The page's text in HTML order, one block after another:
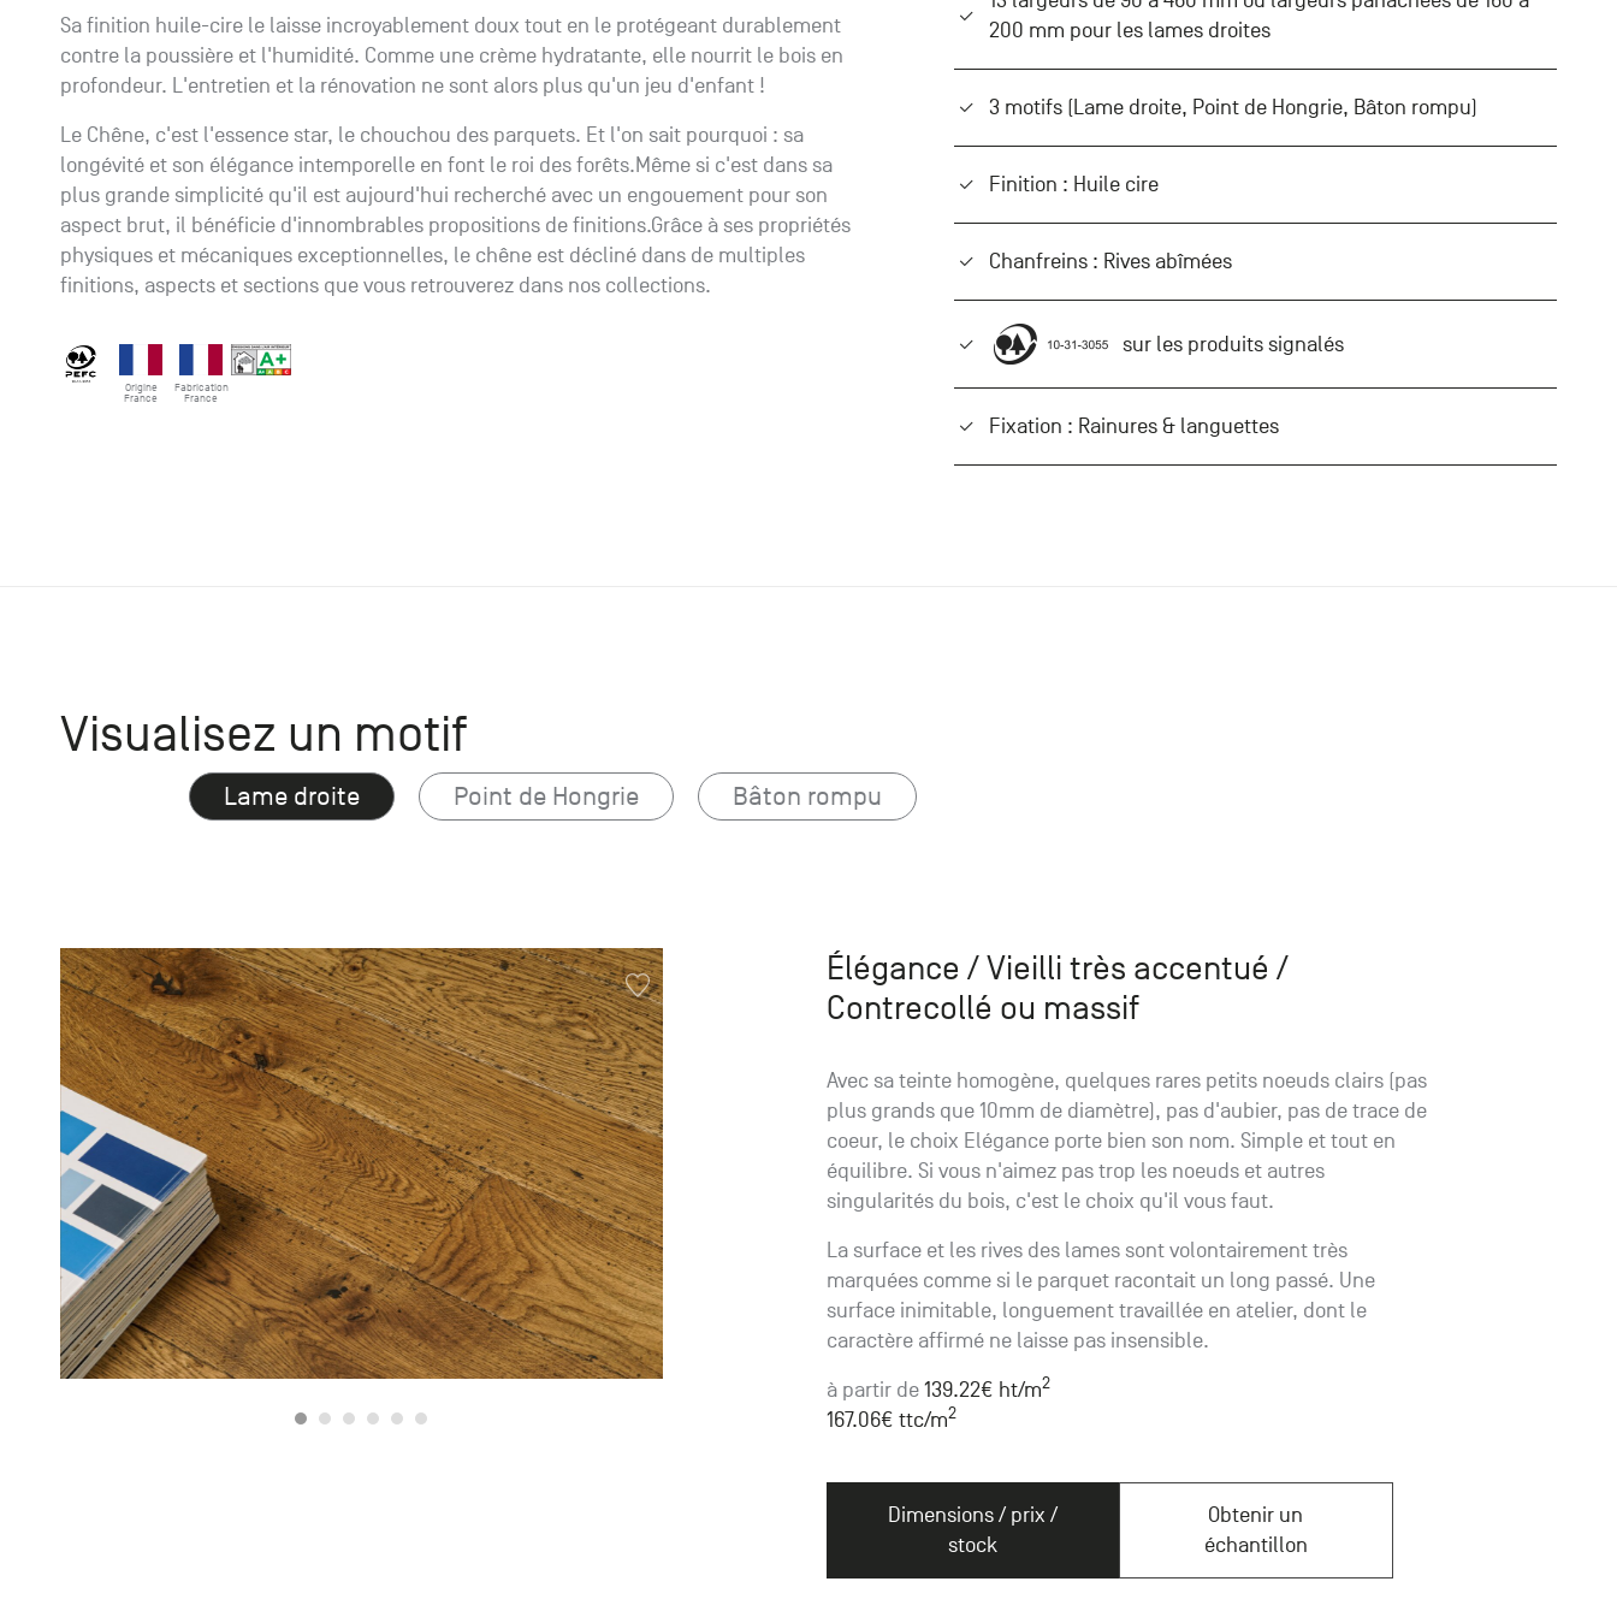
Sa finition huile-cire le laisse incroyablement doux tout en le protégeant durablement
contre la poussière et l'humidité. Comme une crème hydratante, elle nourrit le bois en
profondeur. L'entretien et la rénovation ne sont alors plus qu'un jeu d'enfant !
Le Chêne, c'est l'essence star, le chouchou des parquets. Et l'on sait pourquoi : sa
longévité et son élégance intemporelle en font le roi des forêts.Même si c'est dans sa
plus grande simplicité qu'il est aujourd'hui recherché avec un engouement pour son
aspect brut, il bénéficie d'innombrables propositions de finitions.Grâce à ses propriétés
physiques et mécaniques exceptionnelles, le chêne est décliné dans de multiples
finitions, aspects et sections que vous retrouverez dans nos collections.
Origine
France
Fabrication
France
200 mm pour les lames droites
3 motifs (Lame droite, Point de Hongrie, Bâton rompu)
Finition : Huile cire
Chanfreins : Rives abîmées
sur les produits signalés
Fixation : Rainures & languettes
Visualisez un motif
Lame droite Point de Hongrie Bâton rompu
Élégance / Vieilli très accentué /
Contrecollé ou massif
Avec sa teinte homogène, quelques rares petits noeuds clairs (pas
plus grands que 10mm de diamètre), pas d'aubier, pas de trace de
coeur, le choix Elégance porte bien son nom. Simple et tout en
équilibre. Si vous n'aimez pas trop les noeuds et autres
singularités du bois, c'est le choix qu'il vous faut.
La surface et les rives des lames sont volontairement très
marquées comme si le parquet racontait un long passé. Une
surface inimitable, longuement travaillée en atelier, dont le
caractère affirmé ne laisse pas insensible.
à partir de139.22€ ht/m2
167.06€ ttc/m2
Dimensions / prix /
stock
Obtenir un
échantillon